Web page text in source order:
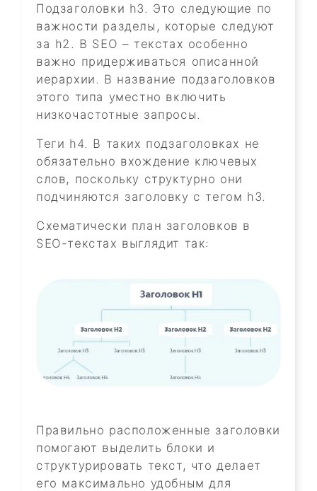
Подзаголовки h3. Это следующие по
важности разделы, которые следуют
за h2. В SEO – текстах особенно
важно придерживаться описанной
иерархии. В название подзаголовков
этого типа уместно включить
низкочастотные запросы.
Теги h4. В таких подзаголовках не
обязательно вхождение ключевых
слов, поскольку структурно они
подчиняются заголовку с тегом h3.
Схематически план заголовков в
SEO-текстах выглядит так:
Правильно расположенные заголовки
помогают выделить блоки и
структурировать текст, что делает
его максимально удобным для